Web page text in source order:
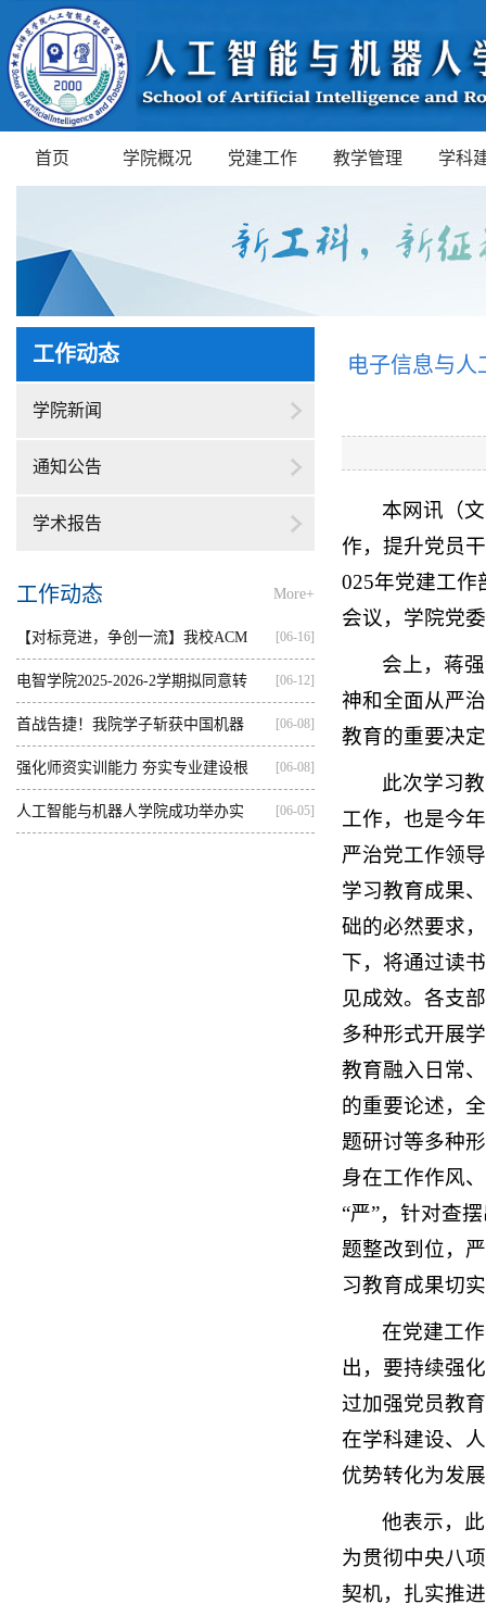
首页 学院概况 党建工作 教学管理 学科
工作动态
学院新闻
通知公告
学术报告
工作动态 More+
【对标竞进，争创一流】我校ACM
集训...
[06-16]
电智学院2025-2026-2学期拟同意转
出...
[06-12]
首战告捷！我院学子斩获中国机器
人...
[06-08]
强化师资实训能力 夯实专业建设根
基...
[06-08]
人工智能与机器人学院成功举办实 [06-05]
电子信息与人
本网讯（
作，提升党员
025年党建工作
会议，学院党
会上，蒋
神和全面从严
教育的重要决
此次学习
工作，也是今
严治党工作领
学习教育成果
础的必然要求
下，将通过读
见成效。各支
多种形式开展
教育融入日常
的重要论述，
题研讨等多种
身在工作作风
“严”，针对查
题整改到位，
习教育成果切
在党建工
出，要持续强
过加强党员教
在学科建设、
优势转化为发
他表示，
为贯彻中央八
契机，扎实推